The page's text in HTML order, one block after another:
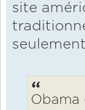
site
Obama